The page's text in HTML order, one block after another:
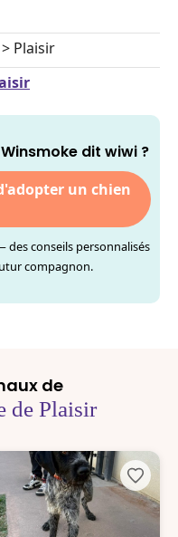
> Plaisir
dit wiwi ?
un chien
conseils personnalisés
compagnon.
de
de Plaisir